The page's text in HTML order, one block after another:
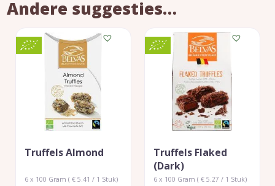
Andere suggesties…
Truffels Almond
6 x 100 Gram ( € 5.41 / 1 Stuk)
Truffels Flaked
(dark)
6 x 100 Gram ( € 5.27 / 1 Stuk)